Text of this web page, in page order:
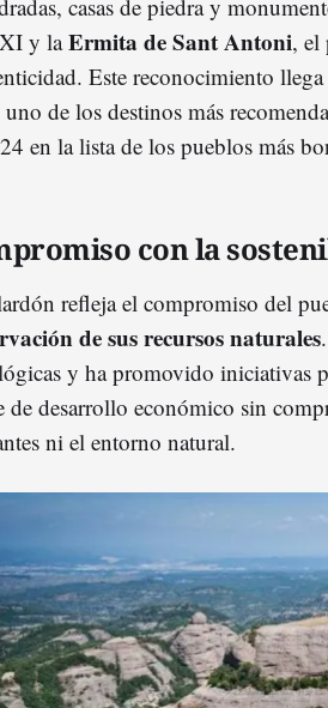
casas de piedra y
y laErmita de Sant Antoni, el
Este reconocimiento
de los destinos más
en la lista de los pueblos más
con la
refleja el compromiso del
de sus recursos naturales
y ha promovido iniciativas
de desarrollo económico sin
ni el entorno natural.